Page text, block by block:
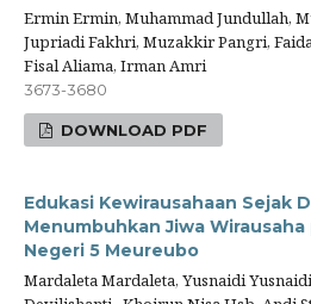
Ermin Ermin, Muhammad Jundullah,
Jupriadi Fakhri, Muzakkir Pangri,
Fisal Aliama, Irman Amri
3673-3680
DOWNLOAD PDF
Edukasi Kewirausahaan Sejak
Menumbuhkan Jiwa Wirausaha
Negeri 5 Meureubo
Mardaleta Mardaleta, Yusnaidi